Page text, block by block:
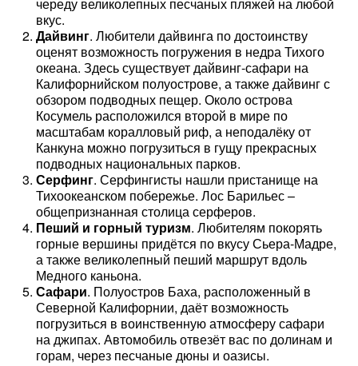
череду великолепных песчаных пляжей на любой
вкус.
Дайвинг. Любители дайвинга по достоинству
оценят возможность погружения в недра Тихого
океана. Здесь существует дайвинг-сафари на
Калифорнийском полуострове, а также дайвинг с
обзором подводных пещер. Около острова
Косумель расположился второй в мире по
масштабам коралловый риф, а неподалёку от
Канкуна можно погрузиться в гущу прекрасных
подводных национальных парков.
Серфинг. Серфингисты нашли пристанище на
Тихоокеанском побережье. Лос Барильес –
общепризнанная столица серферов.
Пеший и горный туризм. Любителям покорять
горные вершины придётся по вкусу Сьера-Мадре,
а также великолепный пеший маршрут вдоль
Медного каньона.
Сафари. Полуостров Баха, расположенный в
Северной Калифорнии, даёт возможность
погрузиться в воинственную атмосферу сафари
на джипах. Автомобиль отвезёт вас по долинам и
горам, через песчаные дюны и оазисы.